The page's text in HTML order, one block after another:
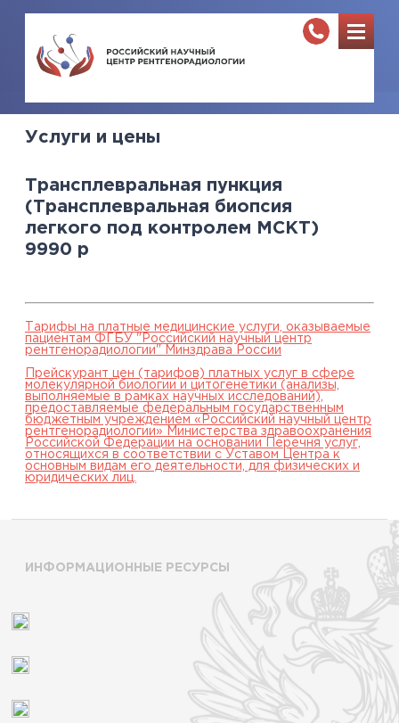
Услуги и цены
Трансплевральная пункция
(Трансплевральная биопсия
легкого под контролем МСКТ)
9990 р
Тарифы на платные медицинские услуги, оказываемые
пациентам ФГБУ "Российский научный центр
рентгенорадиологии" Минздрава России
Прейскурант цен (тарифов) платных услуг в сфере
молекулярной биологии и цитогенетики (анализы,
выполняемые в рамках научных исследований),
предоставляемые федеральным государственным
бюджетным учреждением «Российский научный центр
рентгенорадиологии» Министерства здравоохранения
Российской Федерации на основании Перечня услуг,
относящихся в соответствии с Уставом Центра к
основным видам его деятельности, для физических и
юридических лиц.
ИНФОРМАЦИОННЫЕ РЕСУРСЫ